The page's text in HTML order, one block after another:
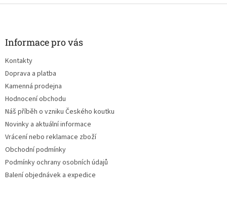
Informace pro vás
Kontakty
Doprava a platba
Kamenná prodejna
Hodnocení obchodu
Náš příběh o vzniku Českého koutku
Novinky a aktuální informace
Vrácení nebo reklamace zboží
Obchodní podmínky
Podmínky ochrany osobních údajů
Balení objednávek a expedice